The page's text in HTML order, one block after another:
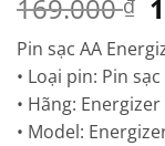
169.000₫
Pin sạc AA
• Loại pin: Pin
• Hãng: Energizer
• Model: